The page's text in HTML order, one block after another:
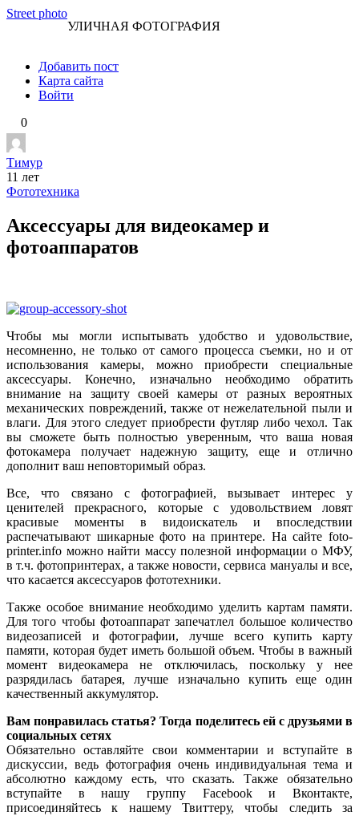
Перейти
Street photo
УЛИЧНАЯ ФОТОГРАФИЯ
Добавить пост
Карта сайта
Войти
0
Тимур
11 лет
Фототехника
Аксессуары для видеокамер и
фотоаппаратов
Чтобы мы могли испытывать удобство и удовольствие,
несомненно, не только от самого процесса съемки, но и от
использования камеры, можно приобрести специальные
аксессуары. Конечно, изначально необходимо обратить
внимание на защиту своей камеры от разных вероятных
механических повреждений, также от нежелательной пыли и
влаги. Для этого следует приобрести футляр либо чехол. Так
вы сможете быть полностью уверенным, что ваша новая
фотокамера получает надежную защиту, еще и отлично
дополнит ваш неповторимый образ.
Все, что связано с фотографией, вызывает интерес у
ценителей прекрасного, которые с удовольствием ловят
красивые моменты в видоискатель и впоследствии
распечатывают шикарные фото на принтере. На сайте foto-
printer.info можно найти массу полезной информации о МФУ,
в т.ч. фотопринтерах, а также новости, сервиса мануалы и все,
что касается аксессуаров фототехники.
Также особое внимание необходимо уделить картам памяти.
Для того чтобы фотоаппарат запечатлел большое количество
видеозаписей и фотографии, лучше всего купить карту
памяти, которая будет иметь большой объем. Чтобы в важный
момент видеокамера не отключилась, поскольку у нее
разрядилась батарея, лучше изначально купить еще один
качественный аккумулятор.
Вам понравилась статья? Тогда поделитесь ей с друзьями в
социальных сетях
Обязательно оставляйте свои комментарии и вступайте в
дискуссии, ведь фотография очень индивидуальная тема и
абсолютно каждому есть, что сказать. Также обязательно
вступайте в нашу группу Facebook и Вконтакте,
присоединяйтесь к нашему Твиттеру, чтобы следить за